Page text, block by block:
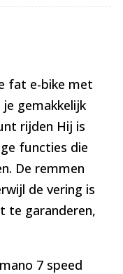
fat e-bike met
gemakkelijk
rijden Hij is
functies die
De remmen
de vering is
te garanderen,
7 speed